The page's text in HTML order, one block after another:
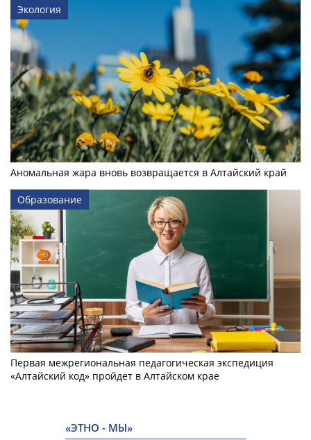
Экология
Аномальная жара вновь возвращается в Алтайский край
Образование
Первая межрегиональная педагогическая экспедиция
«Алтайский код» пройдет в Алтайском крае
«ЭТНО - МЫ»